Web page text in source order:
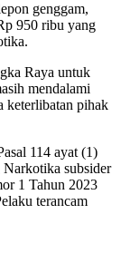
genggam,
950 ribu yang
Raya untuk
mendalami
keterlibatan pihak
114 ayat (1)
subsider
1 Tahun 2023
terancam